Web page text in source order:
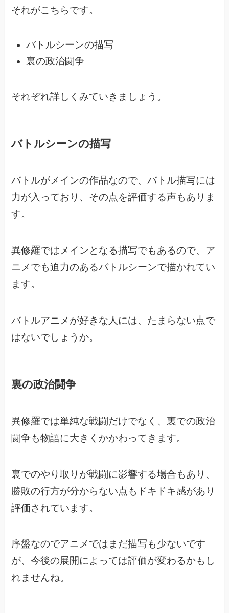
それがこちらです。
バトルシーンの描写
裏の政治闘争
それぞれ詳しくみていきましょう。
バトルシーンの描写
バトルがメインの作品なので、バトル描写には
力が入っており、 その点を評価する声もありま
す。
異修羅ではメインとなる描写でもあるので、 ア
ニメでも迫力のあるバトルシーンで描かれてい
ます。
バトルアニメが好きな人には、たまらない点で
はないでしょうか。
裏の政治闘争
異修羅では単純な戦闘だけでなく、裏での政治
闘争も物語に大きくかかわってきます。
裏でのやり取りが戦闘に影響する場合もあり、
勝敗の行方が分からない点もドキドキ感があり
評価されています。
序盤なのでアニメではまだ描写も少ないです
が、今後の展開によっては評価が変わるかもし
れませんね。